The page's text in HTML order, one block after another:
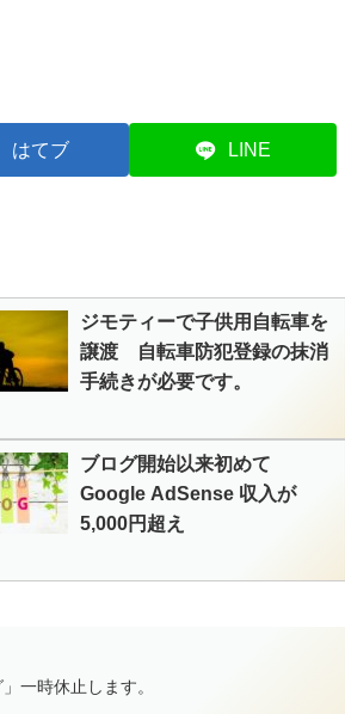
はてブ LINE
ジモティーで子供用自転車を
譲渡 自転車防犯登録の抹消
手続きが必要です。
ブログ開始以来初めて
Google AdSense 収入が
5,000円超え
一時休止します。